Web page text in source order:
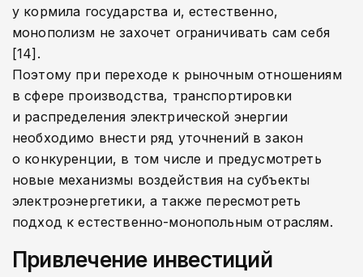
у кормила государства и, естественно,
монополизм не захочет ограничивать сам себя
[14].
Поэтому при переходе к рыночным отношениям
в сфере производства, транспортировки
и распределения электрической энергии
необходимо внести ряд уточнений в закон
о конкуренции, в том числе и предусмотреть
новые механизмы воздействия на субъекты
электроэнергетики, а также пересмотреть
подход к естественно-­монопольным отраслям.
Привлечение инвестиций